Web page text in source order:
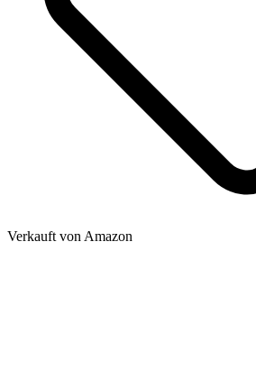
Verkauft von Amazon